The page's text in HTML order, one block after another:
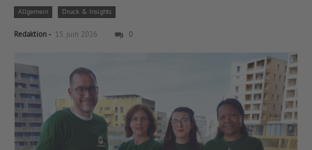
Allgemein Druck & Insights
Redaktion - 15. juin 2026 0